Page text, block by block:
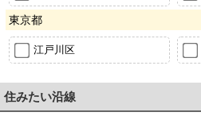
東京都
江戸川区
住みたい沿線